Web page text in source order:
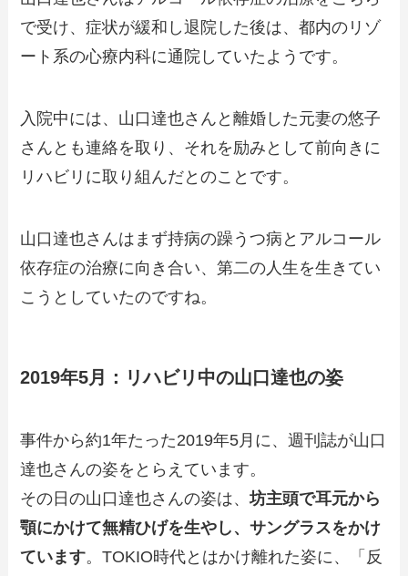
で受け、症状が緩和し退院した後は、都内のリゾ
ート系の心療内科に通院していたようです。
入院中には、山口達也さんと離婚した元妻の悠子
さんとも連絡を取り、それを励みとして前向きに
リハビリに取り組んだとのことです。
山口達也さんはまず持病の躁うつ病とアルコール
依存症の治療に向き合い、第二の人生を生きてい
こうとしていたのですね。
2019年5月：リハビリ中の山口達也の姿
事件から約1年たった2019年5月に、週刊誌が山口
達也さんの姿をとらえています。
その日の山口達也さんの姿は、坊主頭で耳元から
顎にかけて無精ひげを生やし、サングラスをかけ
ています。TOKIO時代とはかけ離れた姿に、「反